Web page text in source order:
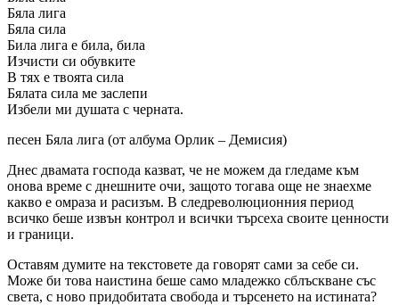
Бяла лига
Бяла сила
Била лига е била, била
Изчисти си обувките
В тях е твоята сила
Бялата сила ме заслепи
Избели ми душата с черната.
песен Бяла лига (от албума Орлик – Демисия)
Днес двамата господа казват, че не можем да гледаме към
онова време с днешните очи, защото тогава още не знаехме
какво е омраза и расизъм. В следреволюционния период
всичко беше извън контрол и всички търсеха своите ценности
и граници.
Оставям думите на текстовете да говорят сами за себе си.
Може би това наистина беше само младежко сблъскване със
света, с ново придобитата свобода и търсенето на истината?